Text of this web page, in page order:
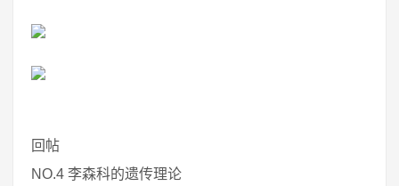
回帖
NO.4 李森科的遗传理论